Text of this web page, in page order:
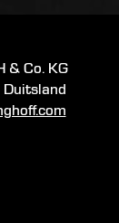
& Co. KG
Duitsland